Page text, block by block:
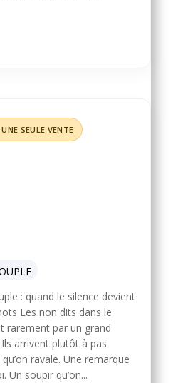
: quand le silence devient
Les non dits dans le
rarement par un grand
arrivent plutôt à pas
ravale. Une remarque
Un soupir qu’on...